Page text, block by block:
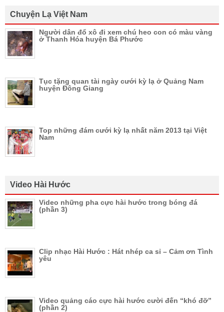
Chuyện Lạ Việt Nam
Người dân đổ xô đi xem chú heo con có màu vàng
ở Thanh Hóa huyện Bá Phước
Tục tặng quan tài ngày cưới kỳ lạ ở Quảng Nam
huyện Đông Giang
Top những đám cưới kỳ lạ nhất năm 2013 tại Việt
Nam
Video Hài Hước
Video những pha cực hài hước trong bóng đá
(phần 3)
Clip nhạc Hài Hước : Hát nhép ca sỉ – Cảm ơn Tình
yêu
Video quảng cáo cực hài hước cười đến “khó đỡ”
(phần 2)